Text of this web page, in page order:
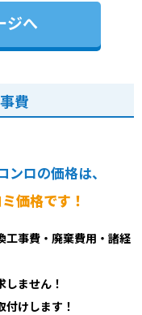
ジへ
費
ロの価格は、
価格です！
工事費・廃棄費用・諸経
しません！
けします！